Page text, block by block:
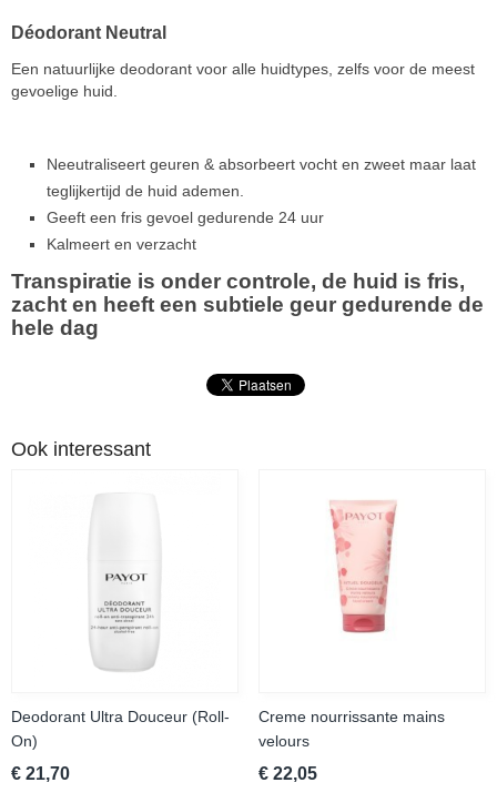
Déodorant Neutral
Een natuurlijke deodorant voor alle huidtypes, zelfs voor de meest
gevoelige huid.
Neeutraliseert geuren & absorbeert vocht en zweet maar laat
teglijkertijd de huid ademen.
Geeft een fris gevoel gedurende 24 uur
Kalmeert en verzacht
Transpiratie is onder controle, de huid is fris,
zacht en heeft een subtiele geur gedurende de
hele dag
Ook interessant
Deodorant Ultra Douceur (Roll-
On)
€ 21,70
Creme nourrissante mains
velours
€ 22,05